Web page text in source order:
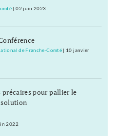
|02 juin 2023
de Franche-Comté| 10 janvier
pour pallier le
solution
2022